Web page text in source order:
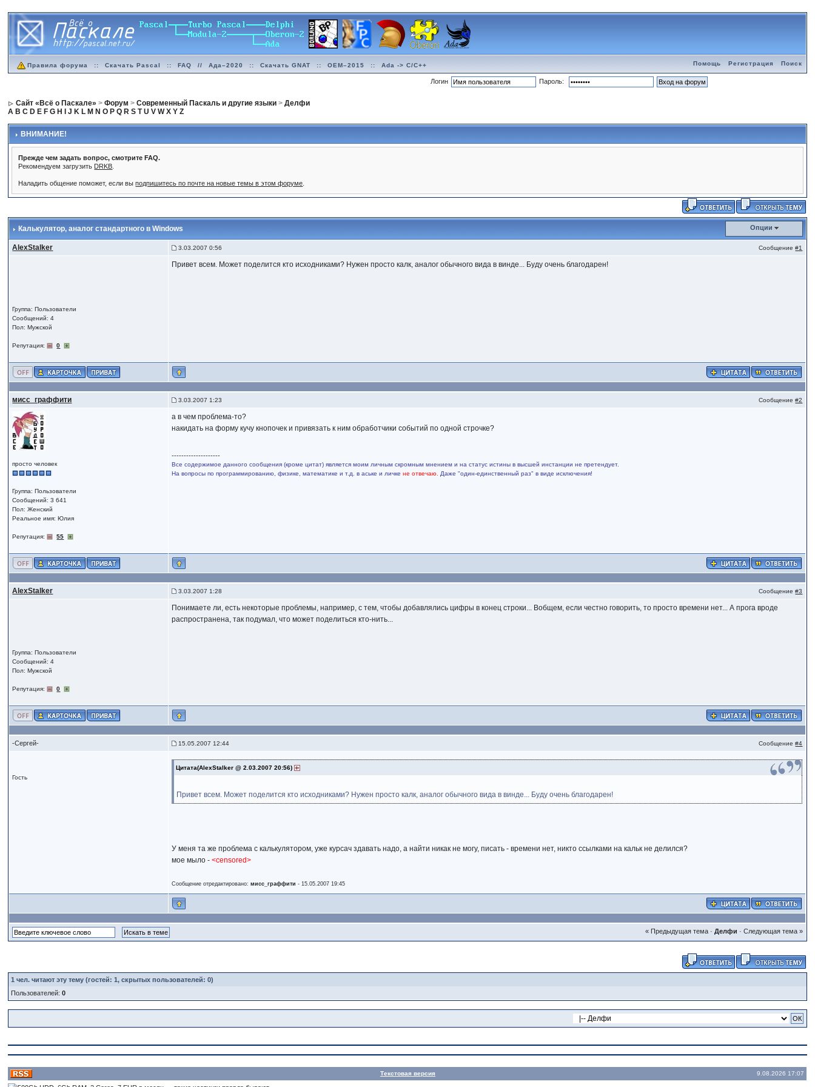
Правила форума :: Скачать Pascal :: FAQ // Ада–2020 :: Скачать GNAT :: OEM–2015 :: Ada -> C/C++ Помощь Регистрация Поиск
Логин Пароль:
Сайт «Всё о Паскале» >Форум >Современный Паскаль и другие языки >Делфи
A B C D E F G H J K L M N O P Q R S T U V W X Y Z
ВНИМАНИЕ!
Прежде чем задать вопрос, смотрите FAQ.
Рекомендуем загрузить DRKB
Наладить общение поможет, если выподпишитесь по почте на новые темы в этом форуме
Калькулятор, аналог стандартного в Windows Опции
AlexStalker 3.03.2007 0:56 Сообщение#1
Группа: Пользователи
Сообщений: 4
Пол: Мужской
Репутация: 0
Привет всем. Может поделится кто исходниками? Нужен просто калк, аналог обычного вида в винде... Буду очень благодарен!
мисс_граффити 3.03.2007 1:23 Сообщение#2
просто человек
Группа: Пользователи
Сообщений: 3 641
Пол: Женский
Реальное имя: Юлия
Репутация: 55
а в чем проблема-то?
накидать на форму кучу кнопочек и привязать к ним обработчики событий по одной строчке?
--------------------
Все содержимое данного сообщения (кроме цитат) является моим личным скромным мнением и на статус истины в высшей инстанции не претендует.
На вопросы по программированию, физике, математике и т.д. в аське и личкене отвечаю. Даже "один-единственный раз" в виде исключения!
AlexStalker 3.03.2007 1:28 Сообщение#3
Группа: Пользователи
Сообщений: 4
Пол: Мужской
Репутация: 0
Понимаете ли, есть некоторые проблемы, например, с тем, чтобы добавлялись цифры в конец строки... Вобщем, если честно говорить, то просто времени нет... А прога вроде
распространена, так подумал, что может поделиться кто-нить...
-Сергей- 15.05.2007 12:44 Сообщение#4
Гость
Цитата(AlexStalker @ 2.03.2007 20:56)
Привет всем. Может поделится кто исходниками? Нужен просто калк, аналог обычного вида в винде... Буду очень благодарен!
У меня та же проблема с калькулятором, уже курсач здавать надо, а найти никак не могу, писать - времени нет, никто ссылками на кальк не делился?
мое мыло -<censored>
Сообщение отредактировано:мисс_граффити -15.05.2007 19:45
« Предыдущая тема· Делфи · Следующая тема »
1 чел. читают эту тему (гостей: 1, скрытых пользователей: 0)
Пользователей:0
Текстовая версия 9.08.2026 17:07